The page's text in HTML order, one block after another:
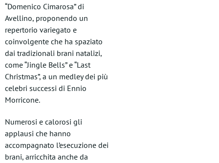
“Domenico Cimarosa” di
Avellino, proponendo un
repertorio variegato e
coinvolgente che ha spaziato
dai tradizionali brani natalizi,
come “Jingle Bells” e “Last
Christmas”, a un medley dei più
celebri successi di Ennio
Morricone.
Numerosi e calorosi gli
applausi che hanno
accompagnato l’esecuzione dei
brani, arricchita anche da